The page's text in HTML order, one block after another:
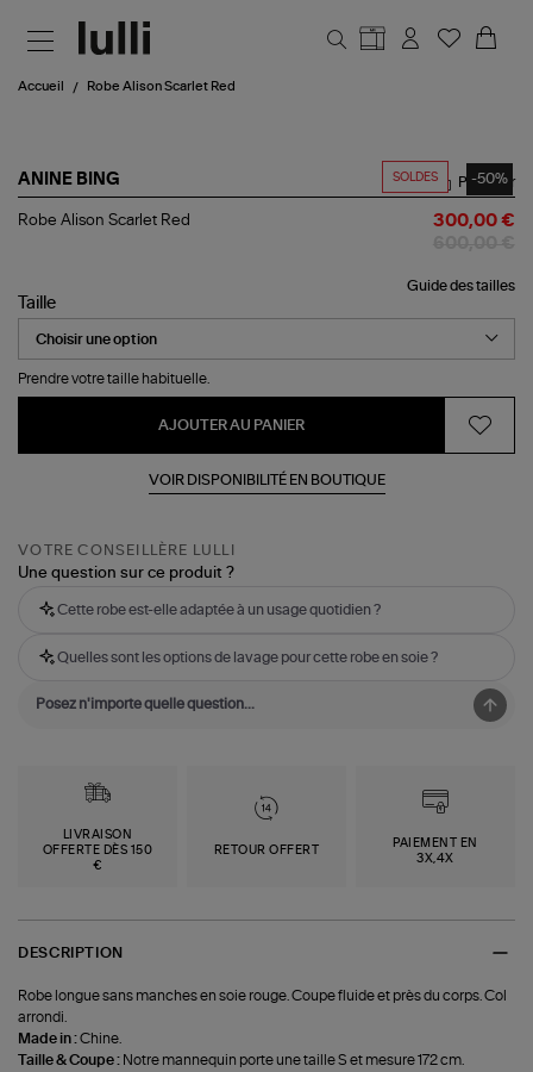
Accueil Robe Alison Scarlet Red
SOLDES -50%
ANINE BING
Robe
Partager
Robe Alison Scarlet Red 300,00 €
Guide des tailles
Taille
Prendre votre taille habituelle.
AJOUTER AU PANIER
VOIR DISPONIBILITÉ EN BOUTIQUE
VOTRE CONSEILLÈRE LULLI
Une question sur ce produit ?
Cette robe est-elle adaptée à un usage quotidien ?
Quelles sont les options de lavage pour cette robe en soie ?
LIVRAISON
OFFERTE DÈS 150
€
RETOUR OFFERT
PAIEMENT EN
3X,4X
DESCRIPTION
Robe longue sans manches en soie rouge. Coupe fluide et près du corps. Col
arrondi.
Made in :Chine.
Taille & Coupe : Notre mannequin porte une taille S et mesure 172 cm.